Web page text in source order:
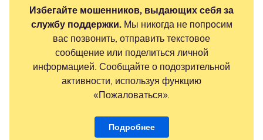
Избегайте мошенников, выдающих себя за
службу поддержки.Мы никогда не попросим
вас позвонить, отправить текстовое
сообщение или поделиться личной
информацией. Сообщайте о подозрительной
активности, используя функцию
«Пожаловаться».
Подробнее